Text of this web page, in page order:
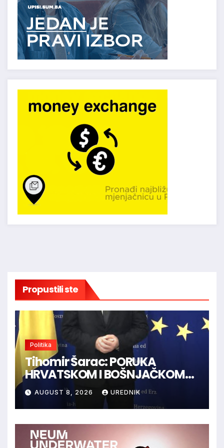
Propustili ste
Politika
Tihomir Šarac: PORUKA
HRVATSKOM I BOŠNJAČKOM
NARODU U BiH
AUGUST 8, 2026 UREDNIK